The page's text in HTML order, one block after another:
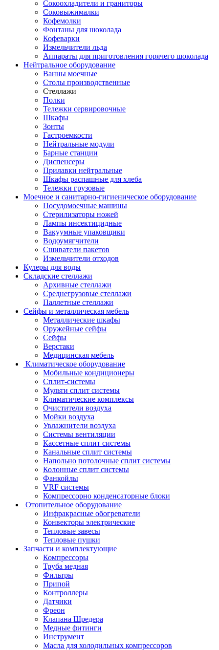
Сокоохладители и граниторы
Соковыжималки
Кофемолки
Фонтаны для шоколада
Кофеварки
Измельчители льда
Аппараты для приготовления горячего шоколада
Нейтральное оборудование
Ванны моечные
Столы производственные
Стеллажи
Полки
Тележки сервировочные
Шкафы
Зонты
Гастроемкости
Нейтральные модули
Барные станции
Диспенсеры
Прилавки нейтральные
Шкафы распашные для хлеба
Тележки грузовые
Моечное и санитарно-гигиеническое оборудование
Посудомоечные машины
Стерилизаторы ножей
Лампы инсектицидные
Вакуумные упаковщики
Водоумягчители
Сшиватели пакетов
Измельчители отходов
Кулеры для воды
Складские стеллажи
Архивные стеллажи
Среднегрузовые стеллажи
Паллетные стеллажи
Сейфы и металлическая мебель
Металлические шкафы
Оружейные сейфы
Сейфы
Верстаки
Медицинская мебель
Климатическое оборудование
Мобильные кондиционеры
Сплит-системы
Мульти сплит системы
Климатические комплексы
Очистители воздуха
Мойки воздуха
Увлажнители воздуха
Системы вентиляции
Кассетные сплит системы
Канальные сплит системы
Напольно потолочные сплит системы
Колонные сплит системы
Фанкойлы
VRF системы
Компрессорно конденсаторные блоки
Отопительное оборудование
Инфракрасные обогреватели
Конвекторы электрические
Тепловые завесы
Тепловые пушки
Запчасти и комплектующие
Компрессоры
Труба медная
Фильтры
Припой
Контроллеры
Датчики
Фреон
Клапана Шредера
Медные фитинги
Инструмент
Масла для холодильных компрессоров